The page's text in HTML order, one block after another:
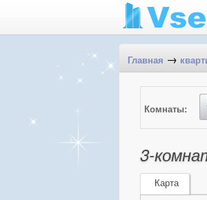
Главная →
Комнаты:
3-
Карта